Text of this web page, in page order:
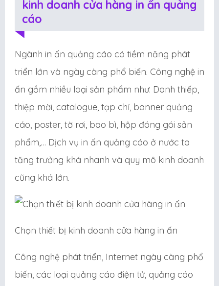
kinh doanh cửa hàng in ấn quảng
cáo
Ngành in ấn quảng cáo có tiềm năng phát
triển lớn và ngày càng phổ biến. Công nghệ in
ấn gồm nhiều loại sản phẩm như: Danh thiếp,
thiệp mời, catalogue, tạp chí, banner quảng
cáo, poster, tờ rơi, bao bì, hộp đóng gói sản
phẩm,… Dịch vụ in ấn quảng cáo ở nước ta
tăng trưởng khá nhanh và quy mô kinh doanh
cũng khá lớn.
Chọn thiết bị kinh doanh cửa hàng in ấn
Công nghệ phát triển, Internet ngày càng phổ
biến, các loại quảng cáo điện tử, quảng cáo